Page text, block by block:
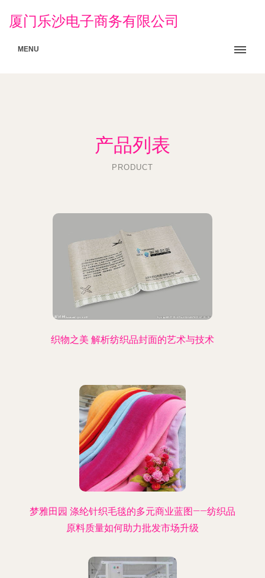
厦门乐沙电子商务有限公司
MENU
产品列表
PRODUCT
织物之美 解析纺织品封面的艺术与技术
梦雅田园 涤纶针织毛毯的多元商业蓝图——纺织品
原料质量如何助力批发市场升级